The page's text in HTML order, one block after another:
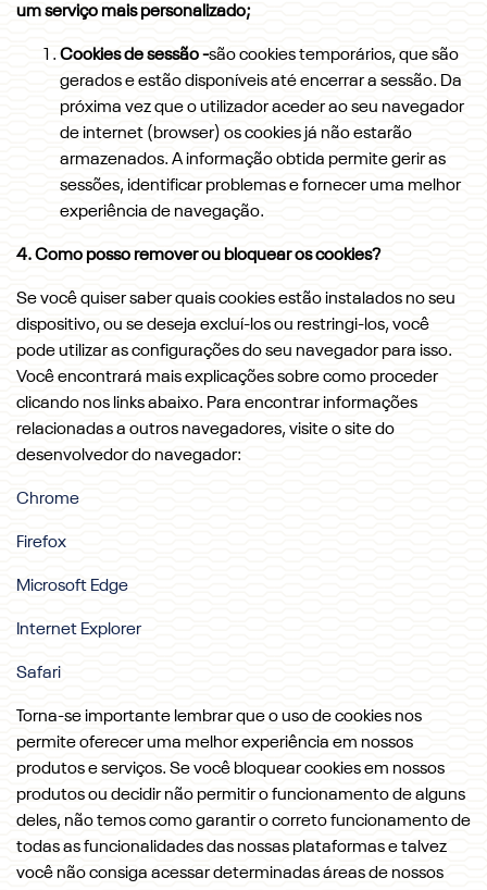
um serviço mais personalizado;
Cookies de sessão -são cookies temporários, que são
gerados e estão disponíveis até encerrar a sessão. Da
próxima vez que o utilizador aceder ao seu navegador
de internet (browser) os cookies já não estarão
armazenados. A informação obtida permite gerir as
sessões, identificar problemas e fornecer uma melhor
experiência de navegação.
4. Como posso remover ou bloquear os cookies?
Se você quiser saber quais cookies estão instalados no seu
dispositivo, ou se deseja excluí-los ou restringi-los, você
pode utilizar as configurações do seu navegador para isso.
Você encontrará mais explicações sobre como proceder
clicando nos links abaixo. Para encontrar informações
relacionadas a outros navegadores, visite o site do
desenvolvedor do navegador:
Chrome
Firefox
Microsoft Edge
Internet Explorer
Safari
Torna-se importante lembrar que o uso de cookies nos
permite oferecer uma melhor experiência em nossos
produtos e serviços. Se você bloquear cookies em nossos
produtos ou decidir não permitir o funcionamento de alguns
deles, não temos como garantir o correto funcionamento de
todas as funcionalidades das nossas plataformas e talvez
você não consiga acessar determinadas áreas de nossos